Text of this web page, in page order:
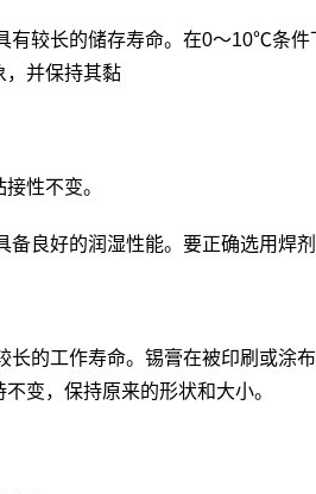
有较长的储存寿命。在0～10℃条件
，并保持其黏
性不变。
良好的润湿性能。要正确选用焊
长的工作寿命。锡膏在被印刷或涂
不变，保持原来的形状和大小。